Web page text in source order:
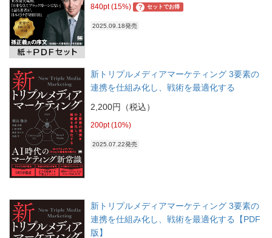
840pt (15%) ? セットでお得
2025.09.18発売
新トリプルメディアマーケティング 3要素の
連携を仕組み化し、戦術を最適化する
2,200円（税込）
200pt (10%)
2025.07.22発売
新トリプルメディアマーケティング 3要素の
連携を仕組み化し、戦術を最適化する【PDF
版】